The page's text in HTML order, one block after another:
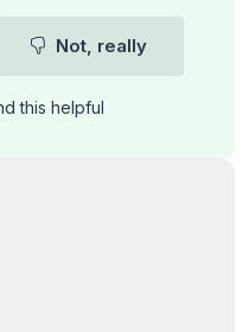
Not, really
this helpful